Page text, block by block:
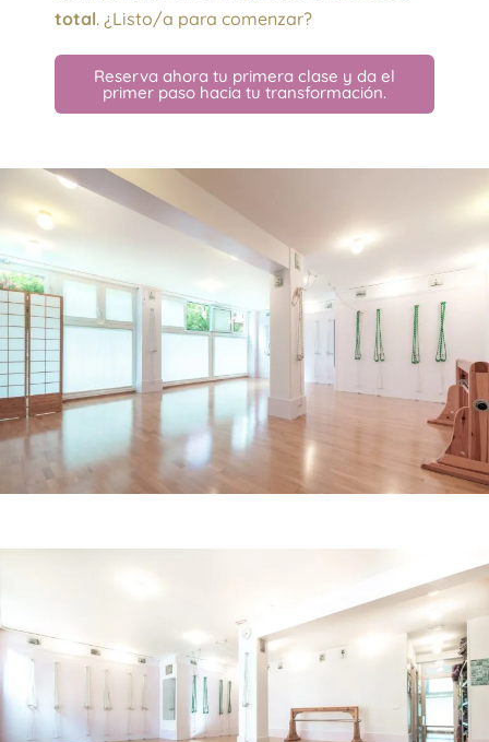
total. ¿Listo/a para comenzar?
Reserva ahora tu primera clase y da el
primer paso hacia tu transformación.